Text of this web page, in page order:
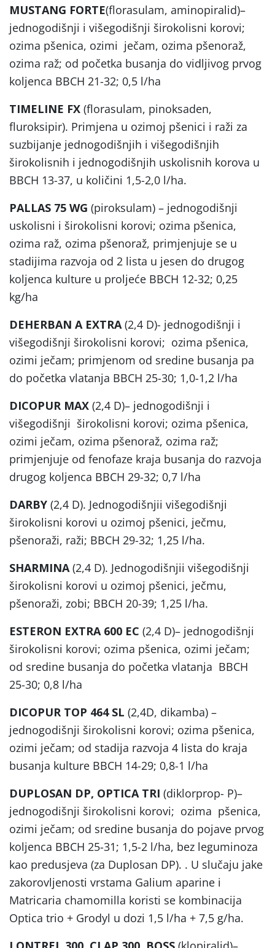
MUSTANG FORTE(florasulam, aminopiralid)–
jednogodišnji i višegodišnji širokolisni korovi;
ozima pšenica, ozimi ječam, ozima pšenoraž,
ozima raž; od početka busanja do vidljivog prvog
koljenca BBCH 21-32; 0,5 l/ha
TIMELINE FX (florasulam, pinoksaden,
fluroksipir). Primjena u ozimoj pšenici i raži za
suzbijanje jednogodišnjih i višegodišnjih
širokolisnih i jednogodišnjih uskolisnih korova u
BBCH 13-37, u količini 1,5-2,0 l/ha.
PALLAS 75 WG (piroksulam) – jednogodišnji
uskolisni i širokolisni korovi; ozima pšenica,
ozima raž, ozima pšenoraž, primjenjuje se u
stadijima razvoja od 2 lista u jesen do drugog
koljenca kulture u proljeće BBCH 12-32; 0,25
kg/ha
DEHERBAN A EXTRA (2,4 D)- jednogodišnji i
višegodišnji širokolisni korovi; ozima pšenica,
ozimi ječam; primjenom od sredine busanja pa
do početka vlatanja BBCH 25-30; 1,0-1,2 l/ha
DICOPUR MAX (2,4 D)– jednogodišnji i
višegodišnji širokolisni korovi; ozima pšenica,
ozimi ječam, ozima pšenoraž, ozima raž;
primjenjuje od fenofaze kraja busanja do razvoja
drugog koljenca BBCH 29-32; 0,7 l/ha
DARBY (2,4 D). Jednogodišnjii višegodišnji
širokolisni korovi u ozimoj pšenici, ječmu,
pšenoraži, raži; BBCH 29-32; 1,25 l/ha.
SHARMINA (2,4 D). Jednogodišnjii višegodišnji
širokolisni korovi u ozimoj pšenici, ječmu,
pšenoraži, zobi; BBCH 20-39; 1,25 l/ha.
ESTERON EXTRA 600 EC (2,4 D)– jednogodišnji
širokolisni korovi; ozima pšenica, ozimi ječam;
od sredine busanja do početka vlatanja BBCH
25-30; 0,8 l/ha
DICOPUR TOP 464 SL (2,4D, dikamba) –
jednogodišnji širokolisni korovi; ozima pšenica,
ozimi ječam; od stadija razvoja 4 lista do kraja
busanja kulture BBCH 14-29; 0,8-1 l/ha
DUPLOSAN DP, OPTICA TRI (diklorprop- P)–
jednogodišnji širokolisni korovi; ozima pšenica,
ozimi ječam; od sredine busanja do pojave prvog
koljenca BBCH 25-31; 1,5-2 l/ha, bez leguminoza
kao predusjeva (za Duplosan DP). . U slučaju jake
zakorovljenosti vrstama Galium aparine i
Matricaria chamomilla koristi se kombinacija
Optica trio + Grodyl u dozi 1,5 l/ha + 7,5 g/ha.